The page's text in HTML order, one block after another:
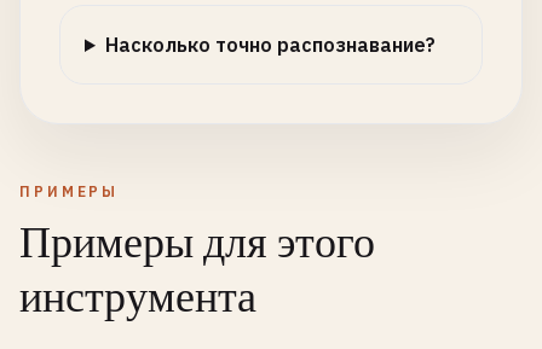
Насколько точно распознавание?
ПРИМЕРЫ
Примеры для этого
инструмента